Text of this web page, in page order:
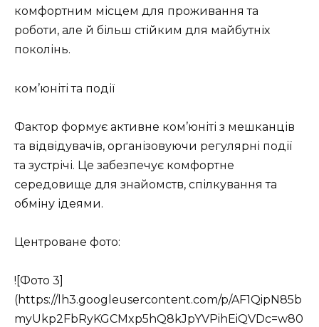
комфортним місцем для проживання та
роботи, але й більш стійким для майбутніх
поколінь.
ком’юніті та події
Фактор формує активне ком’юніті з мешканців
та відвідувачів, організовуючи регулярні події
та зустрічі. Це забезпечує комфортне
середовище для знайомств, спілкування та
обміну ідеями.
Центроване фото:
![Фото 3]
(https://lh3.googleusercontent.com/p/AF1QipN85b
myUkp2FbRyKGCMxp5hQ8kJpYVPihEiQVDc=w80